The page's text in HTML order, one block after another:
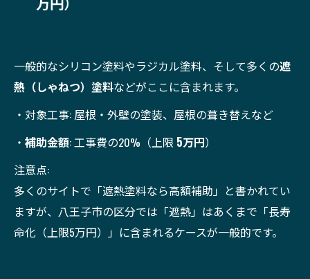
一般的なシリコン塗料やラジカル塗料、そして多くの遮
熱（しゃねつ）塗料などがここに含まれます。
・対象工事: 屋根・外壁の塗装、屋根の葺き替えなど
・ 補助金額: 工事費の20%（上限 5万円）
注意点:
多くのサイトで「遮熱塗料なら高額補助」と書かれてい
ますが、八王子市の区分では「遮熱」はあくまで「長寿
命化（上限5万円）」に含まれるケースが一般的です。